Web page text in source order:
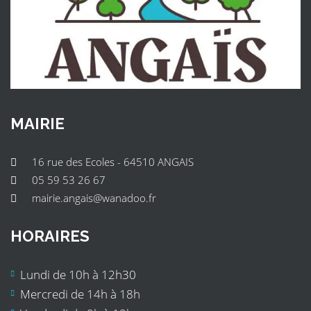
MAIRIE
16 rue des Ecoles - 64510 ANGAIS
05 59 53 26 67
mairie.angais@wanadoo.fr
HORAIRES
Lundi de 10h à 12h30
Mercredi de 14h à 18h